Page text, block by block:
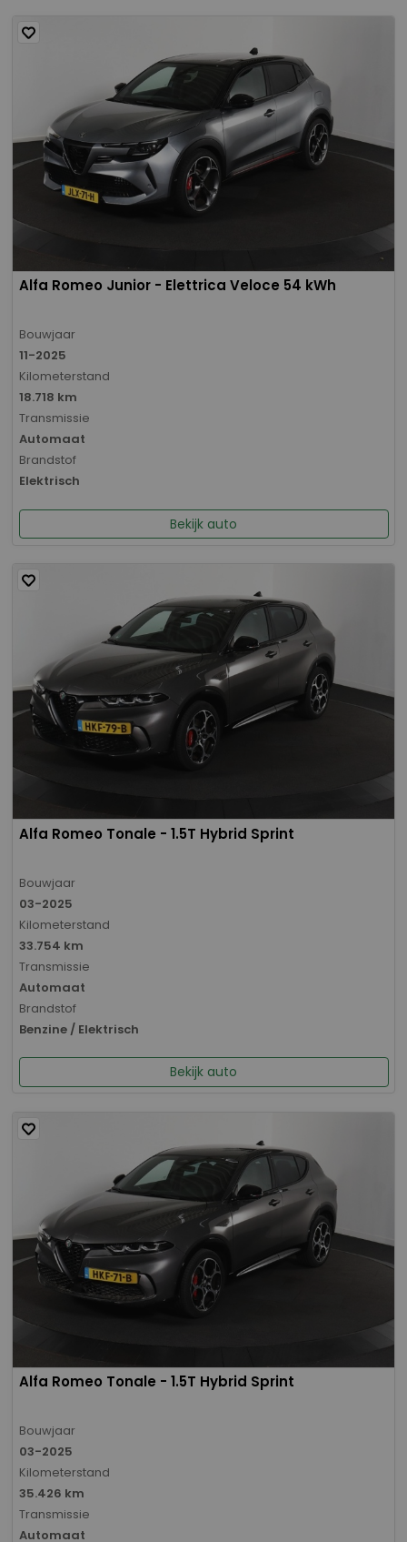
Alfa Romeo Junior - Elettrica Veloce 54 kWh
Bouwjaar
11-2025
Kilometerstand
18.718 km
Transmissie
Automaat
Brandstof
Elektrisch
Bekijk auto
Alfa Romeo Tonale - 1.5T Hybrid Sprint
Bouwjaar
03-2025
Kilometerstand
33.754 km
Transmissie
Automaat
Brandstof
Benzine / Elektrisch
Bekijk auto
Alfa Romeo Tonale - 1.5T Hybrid Sprint
Bouwjaar
03-2025
Kilometerstand
35.426 km
Transmissie
Automaat